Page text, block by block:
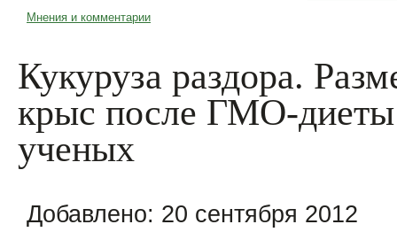
Мнения и комментарии
Кукуруза раздора.
крыс после ГМО-
ученых
Добавлено: 20 сентября 2012